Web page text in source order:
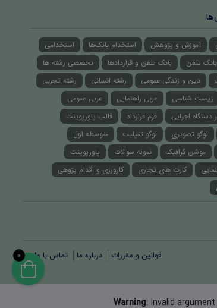
آموزش و پژوهش استخدام بانک‌ها
استخدامی
بانک تلفن بانک تلفن و قراردادها
تخصصی رشته ها
دین و زندگی عمومی رشته انسانی
رشته تجربی
زیست شناسی عربی راهنمایی
عربی عمومی
دستگاه اجرایی فرم قرارداد
قالب پاورپوینت
لوگو تصویری لوگو تمپلیت
متوسطه اول
موشن گرافیک نمونه سوالات
پاورپوینت
کارت های تجاری
کارورزی و اقدام پژوهی
قوانین و مقررات درباره ما تماس با ما
Warning: Invalid
0